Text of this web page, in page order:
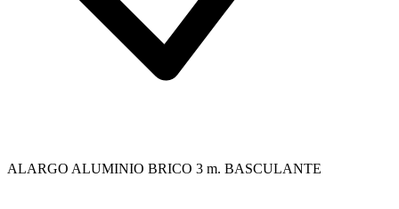
ALARGO ALUMINIO BRICO 3 m. BASCULANTE